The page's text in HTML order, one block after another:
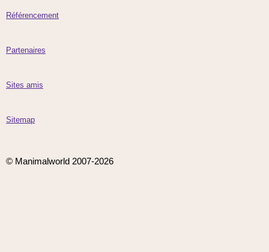
Référencement
Partenaires
Sites amis
Sitemap
© Manimalworld 2007-2026